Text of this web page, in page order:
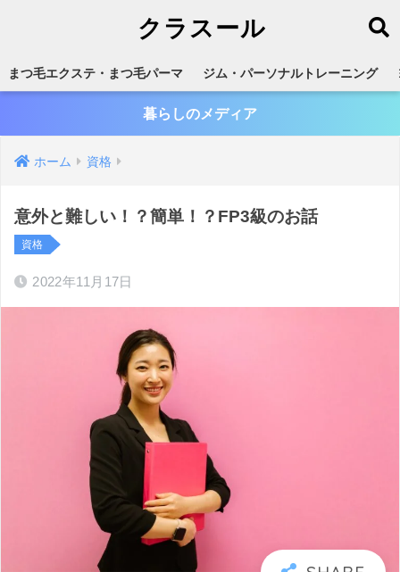
クラスール
まつ毛エクステ・まつ毛パーマ ジム・パーソナルトレーニング
暮らしのメディア
ホーム 資格
意外と難しい！？簡単！？FP3級のお話
資格
2022年11月17日